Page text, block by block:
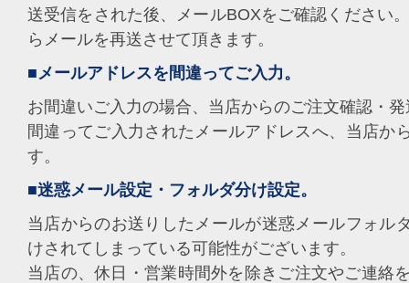
送受信をされた後、メールBOXをご確認ください
らメールを再送させて頂きます。
■メールアドレスを間違ってご入力。
お間違いご入力の場合、当店からのご注文確認・
間違ってご入力されたメールアドレスへ、当店か
す。
■迷惑メール設定・フォルダ分け設定。
当店からのお送りしたメールが迷惑メールフォル
けされてしまっている可能性がございます。
当店の、休日・営業時間外を除きご注文やご連絡